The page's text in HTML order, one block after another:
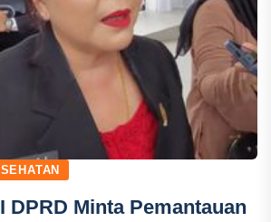
DPRD Minta Pemantauan